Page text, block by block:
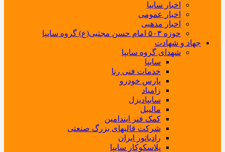
اخبار سایپا
اخبار عمومی
اخبار مذهبی
حوزه ۵۰۳ امام حسن مجتبی(ع) گروه سایپا
جهاد و شهادت
شهدای گروه سایپا
سایپا
خدمات فنی رنا
پارس خودرو
زامیاد
سایپادیزل
مالیبل
کمک فنر ایندامین
شرکت قالبهای بزرگ صنعتی
رادیاتور ایران
پلاسکوکار سایپا